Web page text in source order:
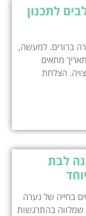
המלאה: 10 שלבים לתכנון
ברורים. למעשה,
מתאים
הצלחת
לבת
בחייה של נערה
שמלווה בהתרגשות